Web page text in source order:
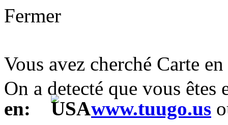
Fermer
Vous avez cherché Carte
On a detecté que vous
en:
www.tuugo.us